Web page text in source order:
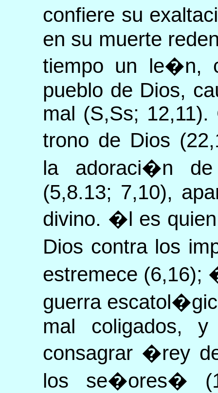
confiere su
en su muerte
tiempo un le�n,
pueblo de Dios,
mal (S,Ss;
trono de Dios
la adoraci�n
(5,8.13; 7,10),
divino. �l es
Dios contra los
estremece (6,16);
guerra
mal coligados,
consagrar �rey
los se�ores�